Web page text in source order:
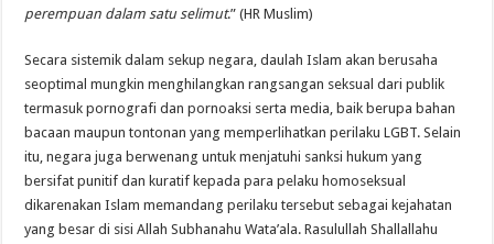
perempuan dalam satu selimut.” (HR Muslim)
Secara sistemik dalam sekup negara, daulah Islam akan berusaha
seoptimal mungkin menghilangkan rangsangan seksual dari publik
termasuk pornografi dan pornoaksi serta media, baik berupa bahan
bacaan maupun tontonan yang memperlihatkan perilaku LGBT. Selain
itu, negara juga berwenang untuk menjatuhi sanksi hukum yang
bersifat punitif dan kuratif kepada para pelaku homoseksual
dikarenakan Islam memandang perilaku tersebut sebagai kejahatan
yang besar di sisi Allah Subhanahu Wata’ala. Rasulullah Shallallahu